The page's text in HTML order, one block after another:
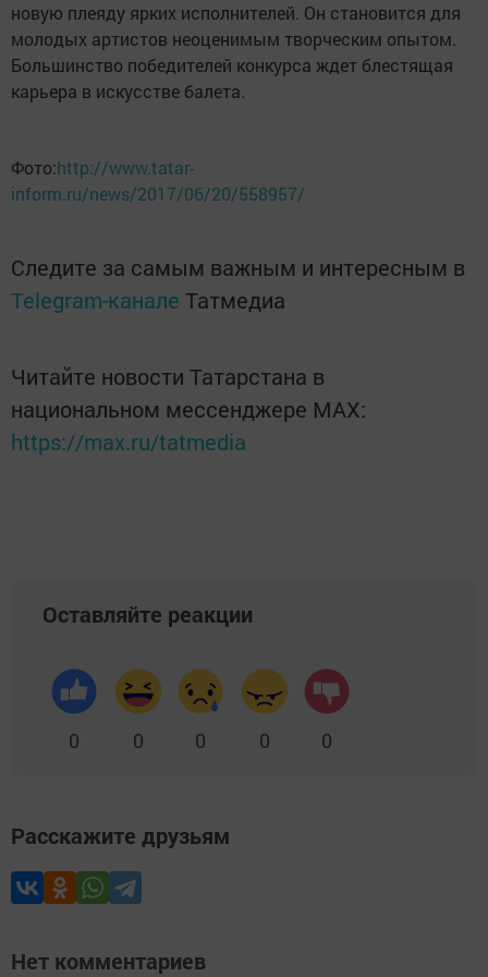
новую плеяду ярких исполнителей. Он становится для
молодых артистов неоценимым творческим опытом.
Большинство победителей конкурса ждет блестящая
карьера в искусстве балета.
Фото:http://www.tatar-
inform.ru/news/2017/06/20/558957/
Следите за самым важным и интересным в
Telegram-канале Татмедиа
Читайте новости Татарстана в
национальном мессенджере MАХ:
https://max.ru/tatmedia
Оставляйте реакции
0 0 0 0 0
Расскажите друзьям
Нет комментариев